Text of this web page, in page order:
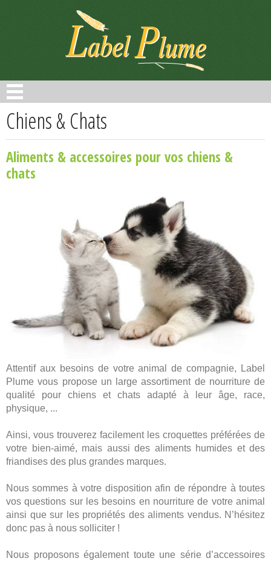
Chiens & Chats
Aliments & accessoires pour vos chiens &
chats
Attentif aux besoins de votre animal de compagnie, Label
Plume vous propose un large assortiment de nourriture de
qualité pour chiens et chats adapté à leur âge, race,
physique, ...
Ainsi, vous trouverez facilement les croquettes préférées de
votre bien-aimé, mais aussi des aliments humides et des
friandises des plus grandes marques.
Nous sommes à votre disposition afin de répondre à toutes
vos questions sur les besoins en nourriture de votre animal
ainsi que sur les propriétés des aliments vendus. N’hésitez
donc pas à nous solliciter !
Nous proposons également toute une série d’accessoires